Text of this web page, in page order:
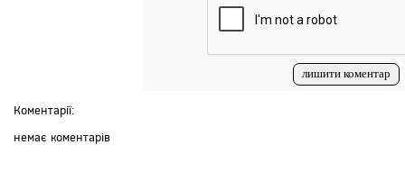
Коментарії:
немає коментарів